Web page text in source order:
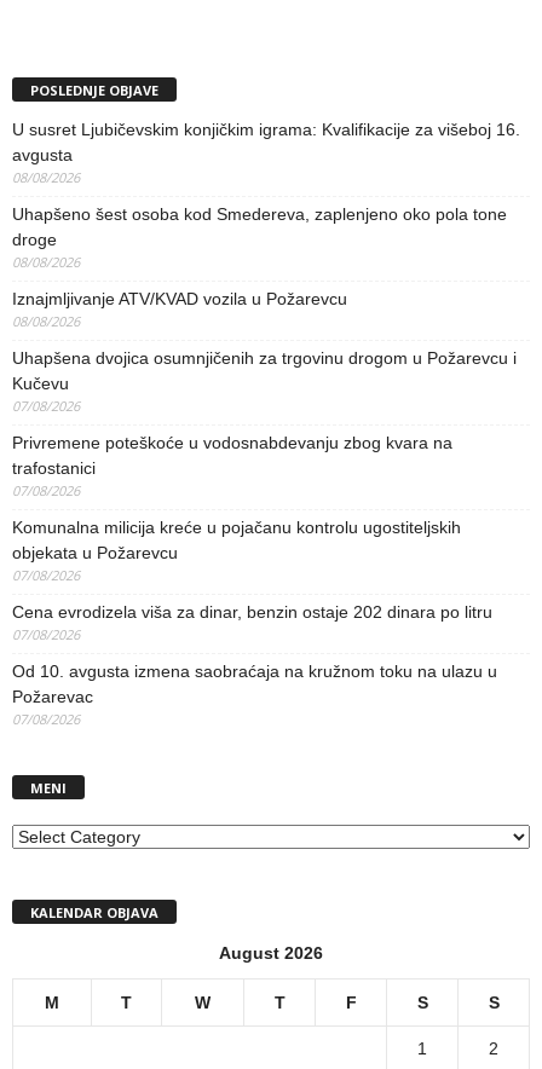
POSLEDNJE OBJAVE
U susret Ljubičevskim konjičkim igrama: Kvalifikacije za višeboj 16.
avgusta
08/08/2026
Uhapšeno šest osoba kod Smedereva, zaplenjeno oko pola tone
droge
08/08/2026
Iznajmljivanje ATV/KVAD vozila u Požarevcu
08/08/2026
Uhapšena dvojica osumnjičenih za trgovinu drogom u Požarevcu i
Kučevu
07/08/2026
Privremene poteškoće u vodosnabdevanju zbog kvara na
trafostanici
07/08/2026
Komunalna milicija kreće u pojačanu kontrolu ugostiteljskih
objekata u Požarevcu
07/08/2026
Cena evrodizela viša za dinar, benzin ostaje 202 dinara po litru
07/08/2026
Od 10. avgusta izmena saobraćaja na kružnom toku na ulazu u
Požarevac
07/08/2026
MENI
MENI
KALENDAR OBJAVA
August 2026
M T W T F S S
1 2